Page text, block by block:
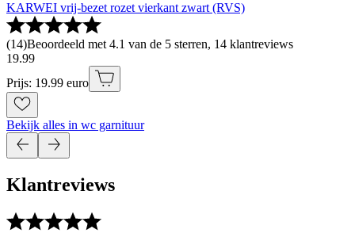
KARWEI vrij-bezet rozet vierkant zwart (RVS)
(14)Beoordeeld met 4.1 van de 5 sterren, 14 klantreviews
19.99
Prijs: 19.99 euro
Bekijk alles in wc garnituur
Klantreviews